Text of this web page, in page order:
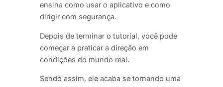
ensina como usar o aplicativo e como
dirigir com segurança.
Depois de terminar o tutorial, você pode
começar a praticar a direção em
condições do mundo real.
Sendo assim, ele acaba se tornando uma